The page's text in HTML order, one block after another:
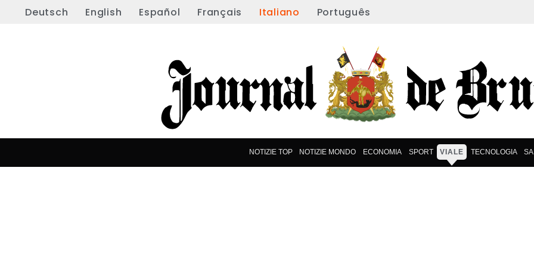
Deutsch English Español Français Italiano Português
NOTIZIE TOP NOTIZIE MONDO ECONOMIA SPORT VIALE TECNOLOGIA